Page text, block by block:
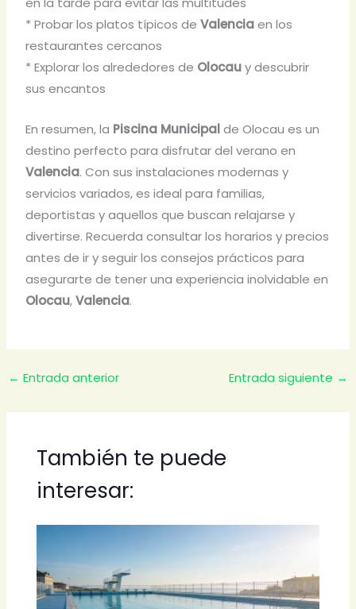
* Probar los platos típicos deValenciaen los
restaurantes cercanos
* Explorar los alrededores de Olocauy descubrir
sus encantos
En resumen, la Piscina Municipalde Olocau es un
destino perfecto para disfrutar del verano en
Valencia. Con sus instalaciones modernas y
servicios variados, es ideal para familias,
deportistas y aquellos que buscan relajarse y
divertirse. Recuerda consultar los horarios y precios
antes de ir y seguir los consejos prácticos para
asegurarte de tener una experiencia inolvidable en
Olocau,Valencia.
← Entrada anterior Entrada siguiente →
También te puede
interesar: